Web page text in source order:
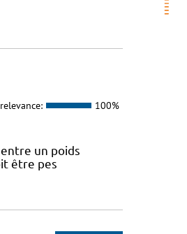
relevance: 100%
un poids
être pes